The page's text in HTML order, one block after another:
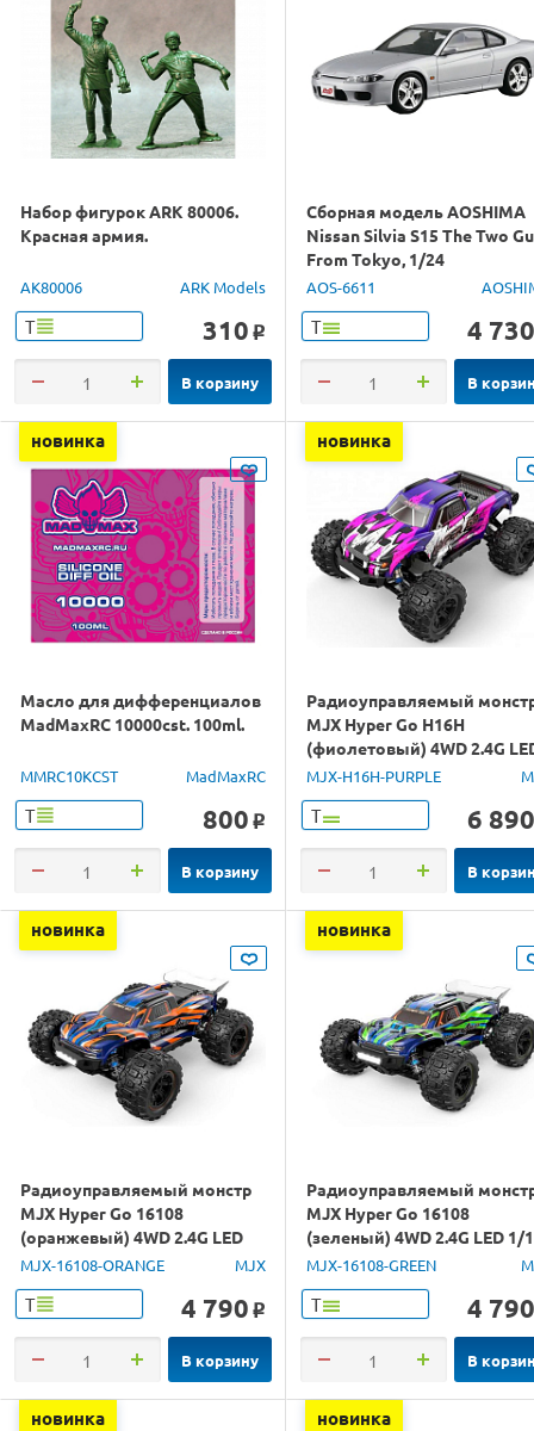
Набор фигурок ARK 80006.
Красная армия.
AK80006 ARK Models
Т 310 o
В корзину
Сборная модель AOSHIMA
Nissan Silvia S15 The Two
From Tokyo, 1/24
AOS-6611
Т 4 730
В
новинка
Масло для дифференциалов
MadMaxRC 10000cst. 100ml.
MMRC10KCST MadMaxRC
Т 800 o
В корзину
новинка
Радиоуправляемый
MJX Hyper Go H16H
(фиолетовый) 4WD 2.4G
GPS 1/16 RTR
MJX-H16H-PURPLE
Т 6 890
В
новинка
Радиоуправляемый монстр
MJX Hyper Go 16108
(оранжевый) 4WD 2.4G LED
1/16 RTR
MJX-16108-ORANGE MJX
Т 4 790 o
В корзину
новинка
Радиоуправляемый
MJX Hyper Go 16108
(зеленый) 4WD 2.4G LED 1/
RTR
MJX-16108-GREEN
Т 4 790
В
новинка новинка